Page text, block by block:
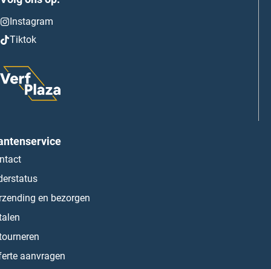
Instagram
Tiktok
en bezorgen
aanvragen